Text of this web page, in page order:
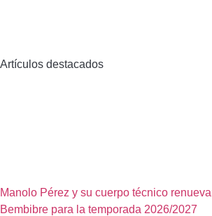
Artículos destacados
Manolo Pérez y su cuerpo técnico
Bembibre para la temporada 2026/2027